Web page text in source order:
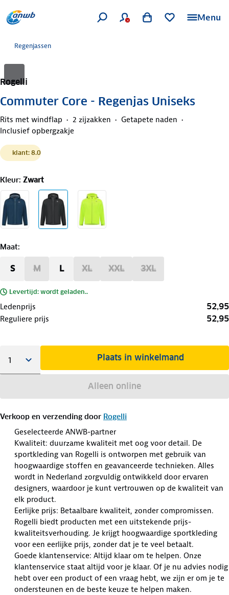
Menu
Regenjassen
Rogelli
Commuter Core - Regenjas Uniseks
Rits met windflap 2 zijzakken
Getapete naden
Inclusief opbergzakje
klant: 8.0
Kleur: Zwart
Maat:
S M L XL XXL 3XL
Levertijd: wordt geladen..
Ledenprijs 52,95
Reguliere prijs 52,95
Plaats in winkelmand
Alleen online
Verkoop en verzending door Rogelli
Geselecteerde ANWB-partner
Kwaliteit: duurzame kwaliteit met oog voor detail. De
sportkleding van Rogelli is ontworpen met gebruik van
hoogwaardige stoffen en geavanceerde technieken. Alles
wordt in Nederland zorgvuldig ontwikkeld door ervaren
designers, waardoor je kunt vertrouwen op de kwaliteit van
elk product.
Eerlijke prijs: Betaalbare kwaliteit, zonder compromissen.
Rogelli biedt producten met een uitstekende prijs-
kwaliteitsverhouding. Je krijgt hoogwaardige sportkleding
voor een eerlijke prijs, zonder dat je te veel betaalt.
Goede klantenservice: Altijd klaar om te helpen. Onze
klantenservice staat altijd voor je klaar. Of je nu advies nodig
hebt over een product of een vraag hebt, we zijn er om je te
ondersteunen en de beste keuze te helpen maken.